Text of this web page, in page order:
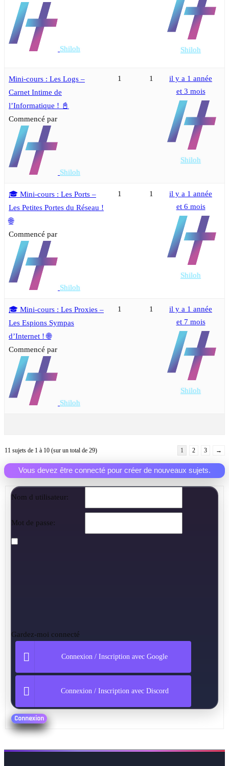
Shiloh Shiloh
Mini-cours : Les Logs –
Carnet Intime de
l’Informatique ! 📓
Commencé par
Shiloh
1 1
il y a 1 année
et 3 mois
Shiloh
🎓 Mini-cours : Les Ports –
Les Petites Portes du Réseau !
🌐
Commencé par
Shiloh
1 1
il y a 1 année
et 6 mois
Shiloh
🎓 Mini-cours : Les Proxies –
Les Espions Sympas
d’Internet ! 🌐
Commencé par
Shiloh
1 1
il y a 1 année
et 7 mois
Shiloh
11 sujets de 1 à 10 (sur un total de 29) 1 2 3 →
Vous devez être connecté pour créer de nouveaux sujets.
Nom d utilisateur:
Mot de passe:
Gardez-moi connecté
Connexion / Inscription avec Google
Connexion / Inscription avec Discord
Connexion